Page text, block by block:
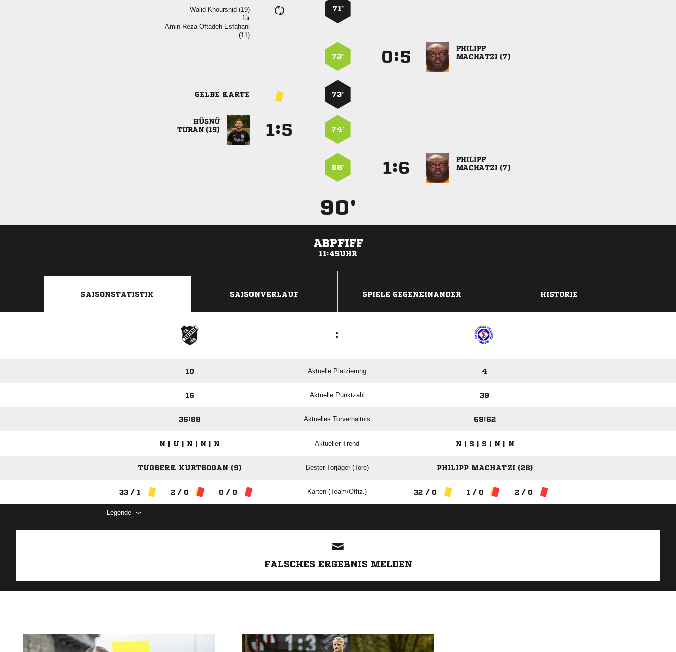
  
für
  

71’
73’ :

 
GELBE KARTE 73’

 
: 74’
88’ :

 
90'
ABPFIFF
11:45UHR
SAISONSTATISTIK SAISONVERLAUF SPIELE GEGENEINANDER HISTORIE
:
10 Aktuelle Platzierung 4
16 Aktuelle Punktzahl 39
36:88 Aktuelles Torverhältnis 69:62
N | U | N | N | N Aktueller Trend N | S | S | N | N
TUGBERK KURTBOGAN (9) Bester Torjäger (Tore) PHILIPP MACHATZI (26)
33 / 1 2 / 0 0 / 0 Karten (Team/Offiz.) 32 / 0 1 / 0 2 / 0
Legende
FALSCHES ERGEBNIS MELDEN